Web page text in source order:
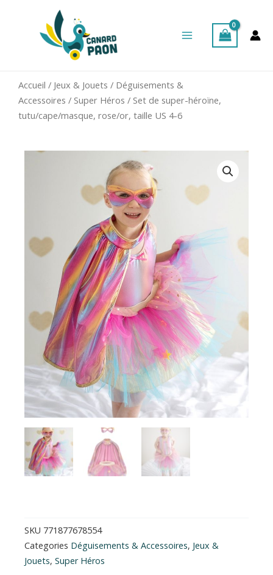
Menu
Accueil / Jeux & Jouets / Déguisements &
Accessoires / Super Héros / Set de super-héroïne,
tutu/cape/masque, rose/or, taille US 4-6
SKU 771877678554
Categories Déguisements & Accessoires, Jeux &
Jouets, Super Héros